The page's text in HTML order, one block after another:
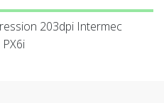
203dpi Intermec